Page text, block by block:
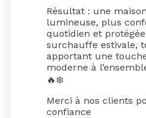
Résultat : une
lumineuse, plus
quotidien et
surchauffe estivale,
apportant une
moderne à
🔥❄️
Merci à nos clients
confiance